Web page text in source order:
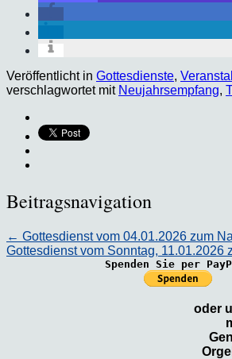
Veröffentlicht in Gottesdienste,
verschlagwortet mit Neujahrsempfang,
Beitragsnavigation
← Gottesdienst vom 04.01.2026 zum
Gottesdienst vom Sonntag, 11.01.2026
Spenden Sie per
oder